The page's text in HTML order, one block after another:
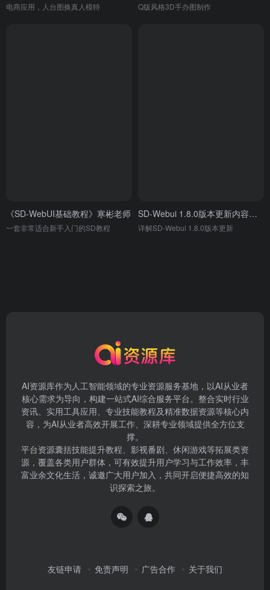
电商应用，人台图换真人模特 Q版风格3D手办图制作
《SD-WebUI基础教程》寒彬老师
一套非常适合新手入门的SD教程
SD-Webui 1.8.0版本更新内容，Soft inpainting拯救模特换装不贴合痛点
详解SD-Webui 1.8.0版本更新
AI资源库作为人工智能领域的专业资源服务基地，以AI从业者
核心需求为导向，构建一站式AI综合服务平台。整合实时行业
资讯、实用工具应用、专业技能教程及精准数据资源等核心内
容，为AI从业者高效开展工作、深耕专业领域提供全方位支
撑。
平台资源囊括技能提升教程、影视番剧、休闲游戏等拓展类资
源，覆盖各类用户群体，可有效提升用户学习与工作效率，丰
富业余文化生活，诚邀广大用户加入，共同开启便捷高效的知
识探索之旅。
友链申请 免责声明 广告合作 关于我们